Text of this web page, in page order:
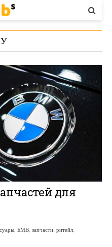
для
БМВ запчасти ритейл